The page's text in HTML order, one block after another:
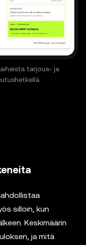
tarjous- ja
silloin, kun
Keskimäärin
ja mitä